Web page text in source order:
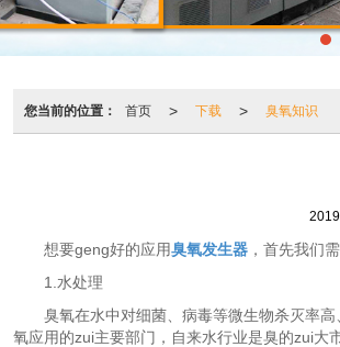
您当前的位置： 首页 > 下载 > 臭氧知识
想要geng好的应用臭氧发生器 ，首先我们
1.水处理
臭氧在水中对细菌、病毒等微生物杀灭率高
氧应用的zui主要部门，自来水行业是臭的zui大市